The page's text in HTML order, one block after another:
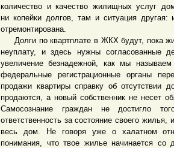
количество и качество жилищных услуг
ни копейки долгов, там и ситуация
отремонтирована.
Долги по квартплате в ЖКХ будут, пока
неуплату, и здесь нужны согласованные
увеличение безнадежной, как мы
федеральные регистрационные органы
продажи квартиры справку об отсутствии
продаются, а новый собственник не несет
Самосознание граждан не достигло
ответственность за состояние своего
весь дом. Не говоря уже о халатном
понимания, что твое жилье начинается